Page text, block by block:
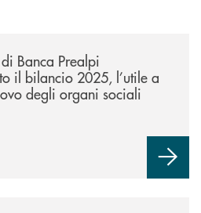
Banca Prealpi
il bilancio 2025, l’utile a
degli organi sociali